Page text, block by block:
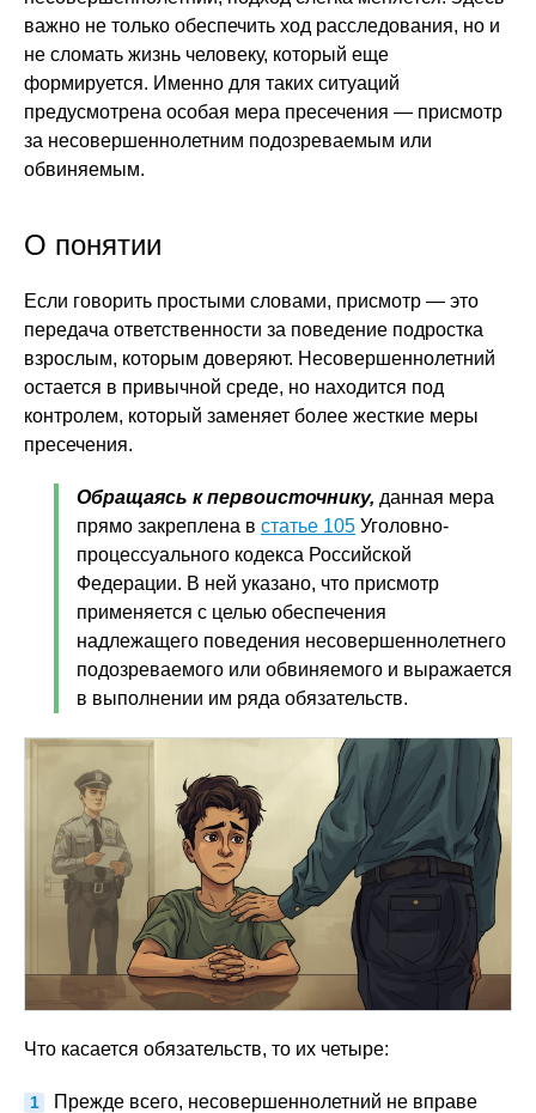
важно не только обеспечить ход расследования, но и
не сломать жизнь человеку, который еще
формируется. Именно для таких ситуаций
предусмотрена особая мера пресечения — присмотр
за несовершеннолетним подозреваемым или
обвиняемым.
О понятии
Если говорить простыми словами, присмотр — это
передача ответственности за поведение подростка
взрослым, которым доверяют. Несовершеннолетний
остается в привычной среде, но находится под
контролем, который заменяет более жесткие меры
пресечения.
Обращаясь к первоисточнику, данная мера
прямо закреплена в статье 105 Уголовно-
процессуального кодекса Российской
Федерации. В ней указано, что присмотр
применяется с целью обеспечения
надлежащего поведения несовершеннолетнего
подозреваемого или обвиняемого и выражается
в выполнении им ряда обязательств.
Что касается обязательств, то их четыре:
Прежде всего, несовершеннолетний не вправе